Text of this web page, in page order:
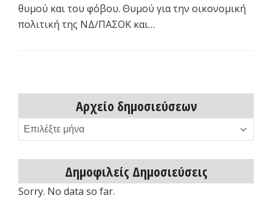
θυμού και του φόβου. Θυμού για την οικονομική
πολιτική της ΝΔ/ΠΑΣΟΚ και…
Αρχείο δημοσιεύσεων
Αρχείο
δημοσιεύσεων
Δημοφιλείς Δημοσιεύσεις
Sorry. No data so far.